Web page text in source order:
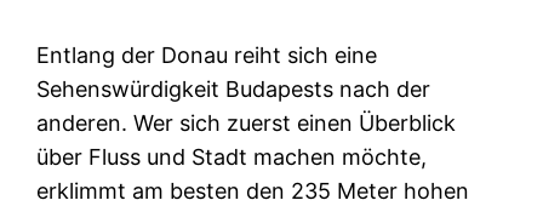
Entlang der Donau reiht sich eine
Sehenswürdigkeit Budapests nach der
anderen. Wer sich zuerst einen Überblick
über Fluss und Stadt machen möchte,
erklimmt am besten den 235 Meter hohen